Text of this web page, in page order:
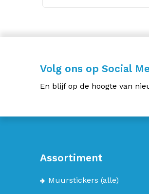
Volg ons op Social
En blijf op de hoogte van
Assortiment
Muurstickers (alle)